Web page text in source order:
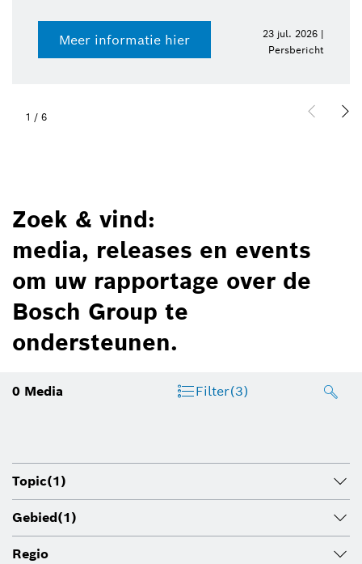
Meer informatie hier
23 jul. 2026 |
Persbericht
1 / 6
Zoek & vind:
media, releases en events
om uw rapportage over de
Bosch Group te
ondersteunen.
0 Media Filter(3)
Topic(1)
Gebied(1)
Regio